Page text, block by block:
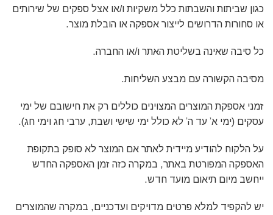
כגון שביתות והשבתות כלל משקיות ו/או אצל ספקים של שירותים
או סחורות הדרושים לייצור אספקה או הובלת מוצר.
כל סיבה שאינה בשליטת האתר ו/או החברה.
מסיבה הקשורה עם מבצע השליחות.
זמני אספקת המוצרים המצוינים כוללים רק את חישובם של ימי
עסקים (ימי א’ עד ה’ לא כולל ימי שישי ושבת, ערבי חג וימי חג).
על הלקוח להודיע מיידית לאתר אם המוצר לא סופק בתקופת
האספקה המפורטת באתר, במקרה כזה זמן האספקה החדש
ייחשב מיום תיאום מועד חדש.
יש להקפיד למלא פרטים מדויקים ועדכניים, במקרה שהמוצרים